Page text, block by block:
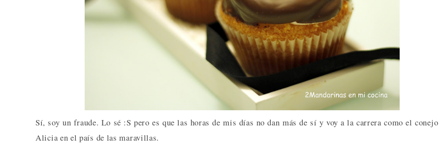
Sí, soy un fraude. Lo sé :S pero es que las horas de mis días no dan más de sí y voy a la carrera como el conejo
Alicia en el país de las maravillas.